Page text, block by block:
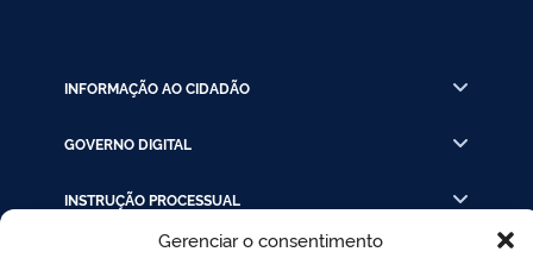
Gerenciar o consentimento
INFORMAÇÃO AO CIDADÃO
GOVERNO DIGITAL
INSTRUÇÃO PROCESSUAL